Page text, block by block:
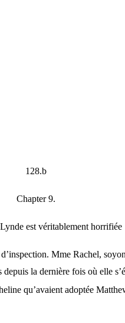
128.b
Chapter 9.
est véritablement horrifiée
Mme Rachel,
la dernière fois où elle
qu’avaient adoptée